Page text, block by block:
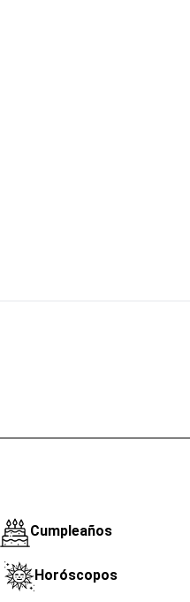
Cumpleaños
Horóscopos